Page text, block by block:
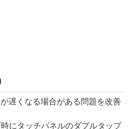
遅くなる場合がある問題を改善
時にタッチパネルのダブルタップ